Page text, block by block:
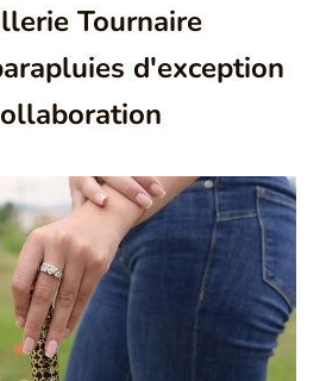
Tournaire
d'exception